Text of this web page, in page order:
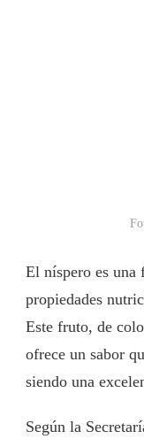
El níspero es una
propiedades
Este fruto, de
ofrece un sabor
siendo una
Según la